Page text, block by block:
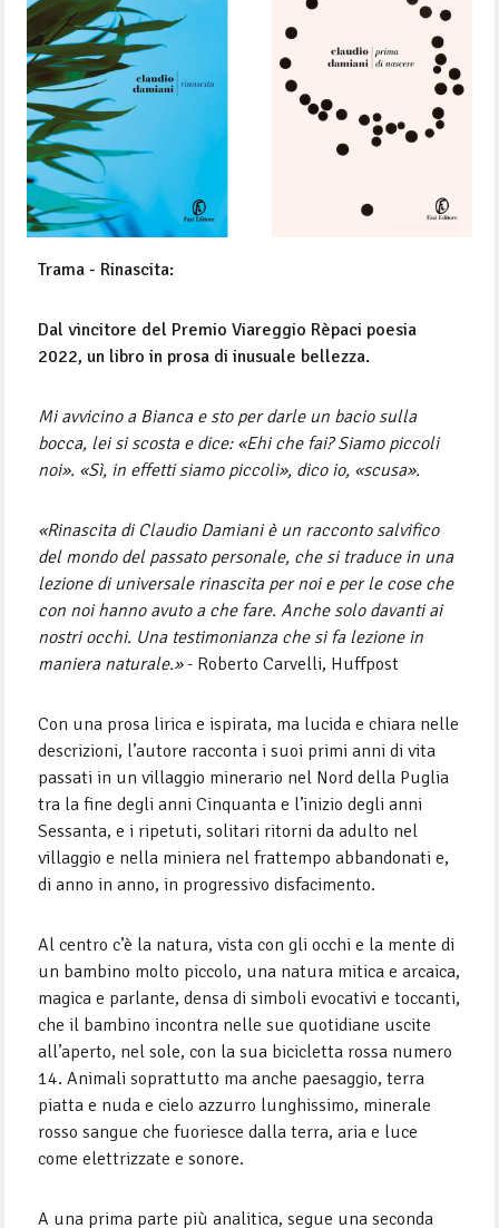
Trama - Rinascita:
Dal vincitore del Premio Viareggio Rèpaci poesia
2022, un libro in prosa di inusuale bellezza.
Mi avvicino a Bianca e sto per darle un bacio sulla
bocca, lei si scosta e dice: «Ehi che fai? Siamo piccoli
noi». «Sì, in effetti siamo piccoli», dico io, «scusa».
«Rinascita di Claudio Damiani è un racconto salvifico
del mondo del passato personale, che si traduce in una
lezione di universale rinascita per noi e per le cose che
con noi hanno avuto a che fare. Anche solo davanti ai
nostri occhi. Una testimonianza che si fa lezione in
maniera naturale.»- Roberto Carvelli, Huffpost
Con una prosa lirica e ispirata, ma lucida e chiara nelle
descrizioni, l’autore racconta i suoi primi anni di vita
passati in un villaggio minerario nel Nord della Puglia
tra la fine degli anni Cinquanta e l’inizio degli anni
Sessanta, e i ripetuti, solitari ritorni da adulto nel
villaggio e nella miniera nel frattempo abbandonati e,
di anno in anno, in progressivo disfacimento.
Al centro c’è la natura, vista con gli occhi e la mente di
un bambino molto piccolo, una natura mitica e arcaica,
magica e parlante, densa di simboli evocativi e toccanti,
che il bambino incontra nelle sue quotidiane uscite
all’aperto, nel sole, con la sua bicicletta rossa numero
14. Animali soprattutto ma anche paesaggio, terra
piatta e nuda e cielo azzurro lunghissimo, minerale
rosso sangue che fuoriesce dalla terra, aria e luce
come elettrizzate e sonore.
A una prima parte più analitica, segue una seconda